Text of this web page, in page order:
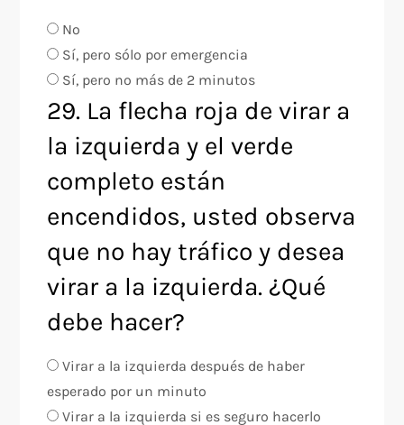
No
Sí, pero sólo por emergencia
Sí, pero no más de 2 minutos
29. La flecha roja de virar a
la izquierda y el verde
completo están
encendidos, usted observa
que no hay tráfico y desea
virar a la izquierda. ¿Qué
debe hacer?
Virar a la izquierda después de haber
esperado por un minuto
Virar a la izquierda si es seguro hacerlo